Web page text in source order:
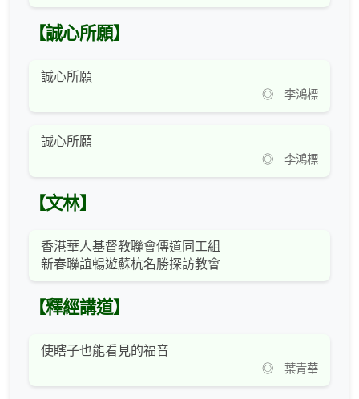
【誠心所願】
誠心所願
◎ 李鴻標
誠心所願
◎ 李鴻標
【文林】
香港華人基督教聯會傳道同工組
新春聯誼暢遊蘇杭名勝探訪教會
【釋經講道】
使瞎子也能看見的福音
◎ 葉青華